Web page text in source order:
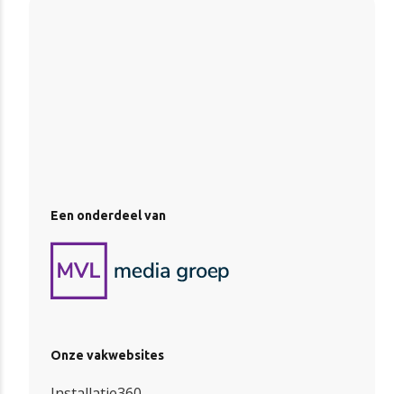
Een onderdeel van
Onze vakwebsites